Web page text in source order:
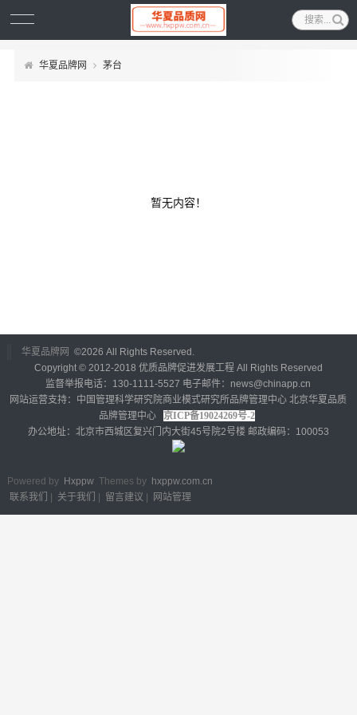
华夏品牌网 茅台
暂无内容！
华夏品牌网 ©2026 All Rights Reserved.
Copyright © 2012-2018 优质品牌促进发展工程 All Rights Reserved
监督举报电话：130-1111-5527 电子邮件：news@chinapp.cn
网站运营支持：中国管理科学研究院商业模式研究所品牌管理中心 北京华夏品质
品牌管理中心
京ICP备19024269号-2
办公地址：北京市西城区复兴门内大街45号院2号楼 邮政编码：100053
Powered by Hxppw Themes by hxppw.com.cn
联系我们
| 关于我们 | 留言建议 | 网站管理